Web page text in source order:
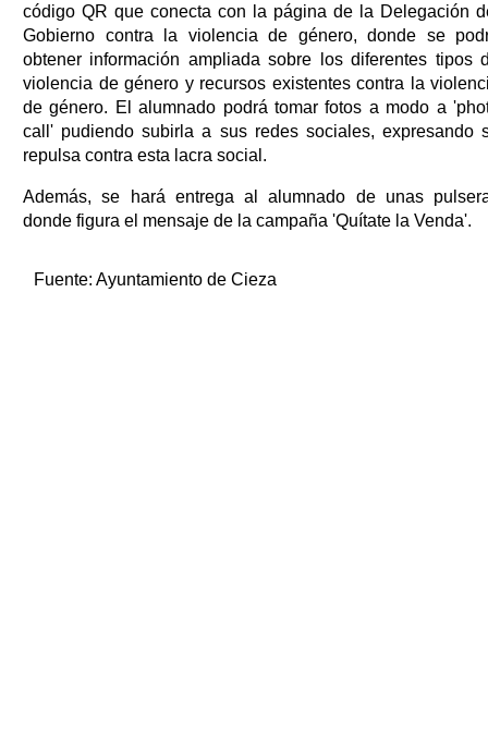
código QR que conecta con la página de la Delegación
Gobierno contra la violencia de género, donde se
obtener información ampliada sobre los diferentes tipos
violencia de género y recursos existentes contra la
de género. El alumnado podrá tomar fotos a modo a
call' pudiendo subirla a sus redes sociales, expresando
repulsa contra esta lacra social.
Además, se hará entrega al alumnado de unas
donde figura el mensaje de la campaña 'Quítate la Venda'.
Fuente: Ayuntamiento de Cieza